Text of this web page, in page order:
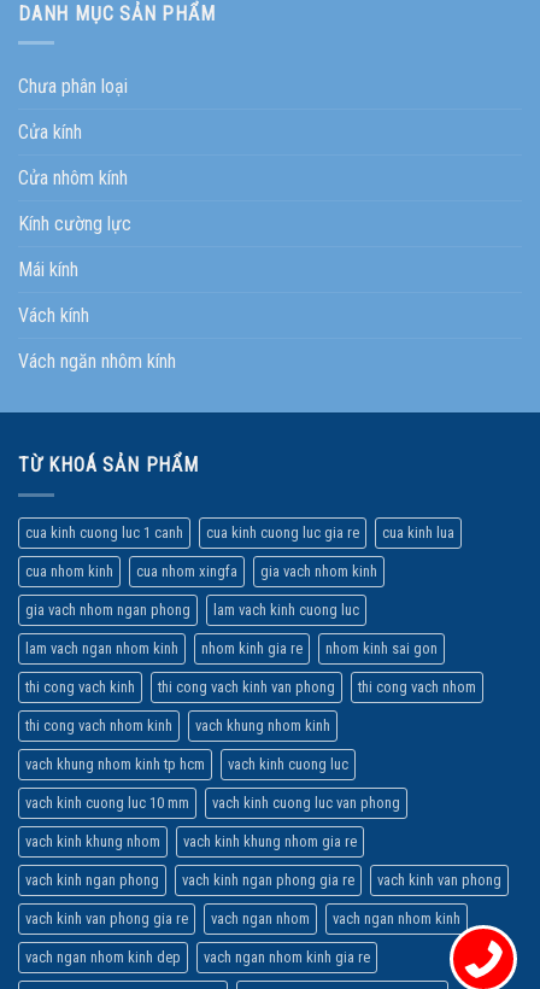
DANH MỤC SẢN PHẨM
Chưa phân loại
Cửa kính
Cửa nhôm kính
Kính cường lực
Mái kính
Vách kính
Vách ngăn nhôm kính
TỪ KHOÁ SẢN PHẨM
cua kinh cuong luc 1 canh cua kinh cuong luc gia re cua kinh lua
cua nhom kinh cua nhom xingfa gia vach nhom kinh
gia vach nhom ngan phong lam vach kinh cuong luc
lam vach ngan nhom kinh nhom kinh gia re nhom kinh sai gon
thi cong vach kinh thi cong vach kinh van phong thi cong vach nhom
thi cong vach nhom kinh vach khung nhom kinh
vach khung nhom kinh tp hcm vach kinh cuong luc
vach kinh cuong luc 10 mm vach kinh cuong luc van phong
vach kinh khung nhom vach kinh khung nhom gia re
vach kinh ngan phong vach kinh ngan phong gia re vach kinh van phong
vach kinh van phong gia re vach ngan nhom vach ngan nhom kinh
vach ngan nhom kinh dep vach ngan nhom kinh gia re